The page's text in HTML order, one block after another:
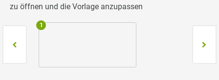
zu öffnen und die Vorlage anzupassen
1